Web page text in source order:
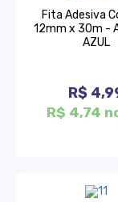
Fita Adesiva
12mm x 30m -
AZUL
R$
R$ 4,74